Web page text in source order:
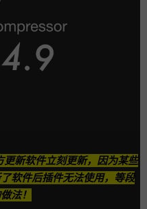
新软件立刻更新，因为某些
软件后插件无法使用，等段
法！